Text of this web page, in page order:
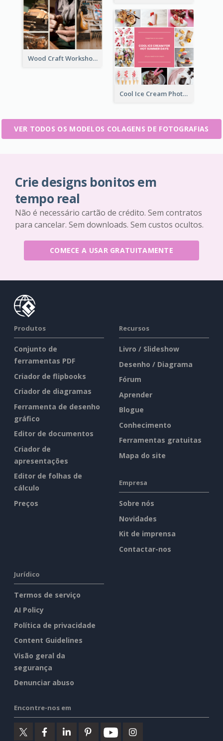
Wood Craft Workshop Photo Collage
Cool Ice Cream Photo Collage
VER TODOS OS MODELOS COLAGENS DE FOTOGRAFIAS
Crie designs bonitos em
tempo real
Não é necessário cartão de crédito. Sem contratos
para cancelar. Sem downloads. Sem custos ocultos.
COMECE A USAR GRATUITAMENTE
Produtos
Conjunto de
ferramentas PDF
Criador de flipbooks
Criador de diagramas
Ferramenta de desenho
gráfico
Editor de documentos
Criador de
apresentações
Editor de folhas de
cálculo
Preços
Recursos
Livro / Slideshow
Desenho / Diagrama
Fórum
Aprender
Blogue
Conhecimento
Ferramentas gratuitas
Mapa do site
Empresa
Sobre nós
Novidades
Kit de imprensa
Contactar-nos
Jurídico
Termos de serviço
AI Policy
Política de privacidade
Content Guidelines
Visão geral da
segurança
Denunciar abuso
Encontre-nos em